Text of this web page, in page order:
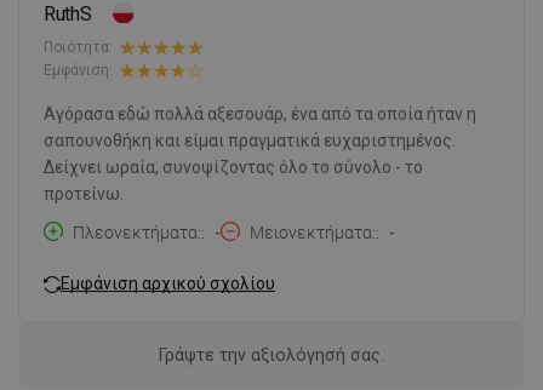
RuthS
Ποιότητα:
Εμφάνιση:
Αγόρασα εδώ πολλά αξεσουάρ, ένα από τα οποία ήταν η
σαπουνοθήκη και είμαι πραγματικά ευχαριστημένος.
Δείχνει ωραία, συνοψίζοντας όλο το σύνολο - το
προτείνω.
Πλεονεκτήματα:
- Μειονεκτήματα: -
Εμφάνιση αρχικού σχολίου
Γράψτε την αξιολόγησή σας.